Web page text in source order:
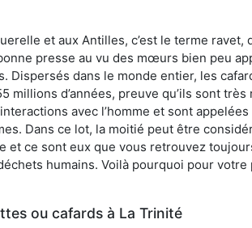
et aux Antilles, c’est le terme
presse au vu des mœurs bien peu
Dispersés dans le monde entier, les
d’années, preuve qu’ils sont
avec l’homme et sont
Dans ce lot, la moitié peut être
et ce sont eux que vous retrouvez
humains. Voilà pourquoi pour
ou cafards à La Trinité